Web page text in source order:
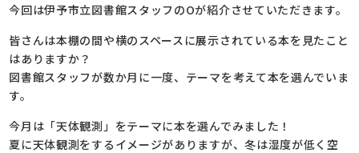
今回は伊予市立図書館スタッフのOが紹介させていただきます。
皆さんは本棚の間や横のスペースに展示されている本を見たこと
はありますか？
図書館スタッフが数か月に一度、テーマを考えて本を選んでいま
す。
今月は「天体観測」をテーマに本を選んでみました！
夏に天体観測をするイメージがありますが、冬は湿度が低く空